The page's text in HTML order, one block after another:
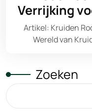
Verrijking
Artikel: Kruiden
Wereld van
Zoeken